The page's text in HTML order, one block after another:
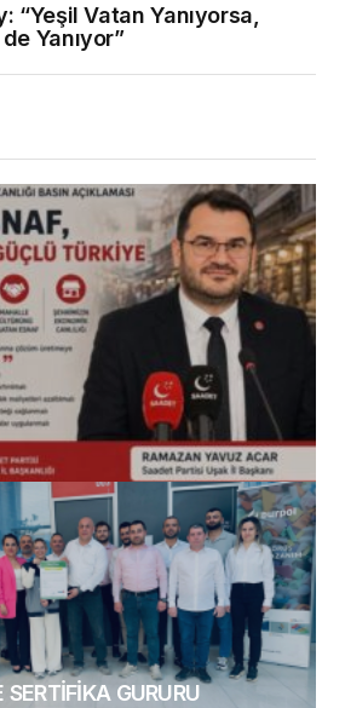
“Yeşil Vatan Yanıyorsa,
Yanıyor”
14/07/2026
GURURU